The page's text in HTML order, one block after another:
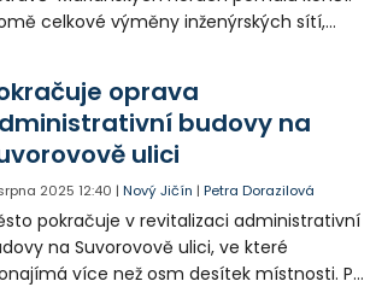
celkové výměny inženýrských sítí,
které zlepší životní podmínky občanů
esteticky.
oprava
budovy na
ulici
2025 12:40 |Nový Jičín |Petra Dorazilová
pokračuje v revitalizaci administrativní
na Suvorovově ulici, ve které
více než osm desítek místnosti. Po